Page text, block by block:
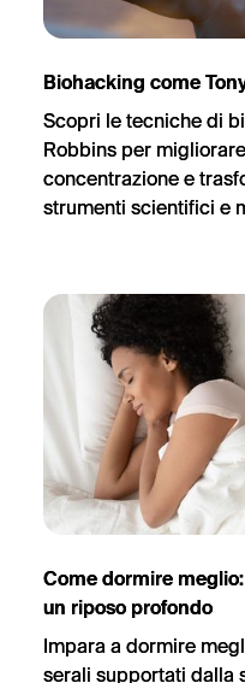
Biohacking come
Scopri le tecniche di
Robbins per
concentrazione e
strumenti scientifici e
Come dormire
un riposo profondo
Impara a dormire
serali supportati dalla